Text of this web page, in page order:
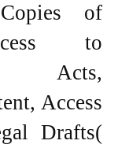
of
to
Acts,
Access
Drafts(